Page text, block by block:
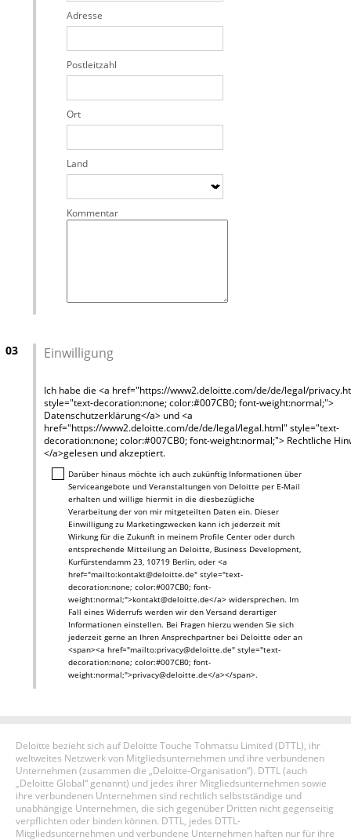
Adresse
Postleitzahl
Ort
Land
Kommentar
03 Einwilligung
Ich habe die <a href="https://www2.deloitte.com/de/de/legal/
style="text-decoration:none; color:#007CB0; font-weight:normal;">
Datenschutzerklärung</a> und <a
href="https://www2.deloitte.com/de/de/legal/legal.html" style="text-
decoration:none; color:#007CB0; font-weight:normal;"> Rechtliche
</a>gelesen und akzeptiert.
Darüber hinaus möchte ich auch zukünftig Informationen über
Serviceangebote und Veranstaltungen von Deloitte per E-Mail
erhalten und willige hiermit in die diesbezügliche
Verarbeitung der von mir mitgeteilten Daten ein. Dieser
Einwilligung zu Marketingzwecken kann ich jederzeit mit
Wirkung für die Zukunft in meinem Profile Center oder durch
entsprechende Mitteilung an Deloitte, Business Development,
Kurfürstendamm 23, 10719 Berlin, oder <a
href="mailto:kontakt@deloitte.de" style="text-
decoration:none; color:#007CB0; font-
weight:normal;">kontakt@deloitte.de</a> widersprechen. Im
Fall eines Widerrufs werden wir den Versand derartiger
Informationen einstellen. Bei Fragen hierzu wenden Sie sich
jederzeit gerne an Ihren Ansprechpartner bei Deloitte oder an
<span><a href="mailto:privacy@deloitte.de" style="text-
decoration:none; color:#007CB0; font-
weight:normal;">privacy@deloitte.de</a></span>.
Deloitte bezieht sich auf Deloitte Touche Tohmatsu Limited (DTTL), ihr
weltweites Netzwerk von Mitgliedsunternehmen und ihre verbundenen
Unternehmen (zusammen die „Deloitte-Organisation“). DTTL (auch
„Deloitte Global“ genannt) und jedes ihrer Mitgliedsunternehmen sowie
ihre verbundenen Unternehmen sind rechtlich selbstständige und
unabhängige Unternehmen, die sich gegenüber Dritten nicht gegenseitig
verpflichten oder binden können. DTTL, jedes DTTL-
Mitgliedsunternehmen und verbundene Unternehmen haften nur für ihre